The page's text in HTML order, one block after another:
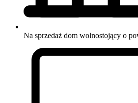
Na sprzedaż dom wolnostojący o